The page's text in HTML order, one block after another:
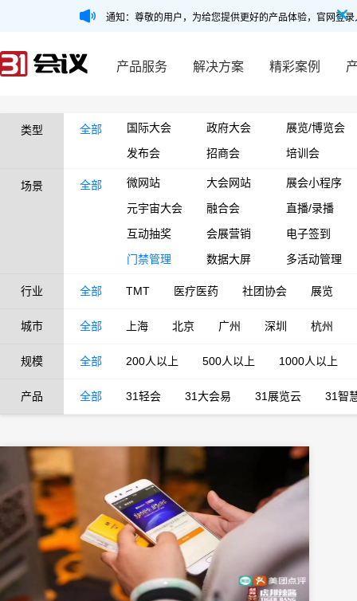
通知：尊敬的用户，为给您提供更好的产品体验，官网登
产品服务 解决方案 精彩案例
类型 全部 国际大会 政府大会
展览/博览会
发布会
招商会 培训会
场景 全部 微网站 大会网站
展会小程序
元宇宙大会
融合会
直播/录播
互动抽奖
会展营销
电子签到
门禁管理
数据大屏 多活动管理
行业 全部 TMT 医疗医药 社团协会 展览
城市 全部 上海 北京 广州 深圳 杭州
规模 全部 200人以上 500人以上 1000人以上
产品 全部 31轻会 31大会易 31展览云 31智